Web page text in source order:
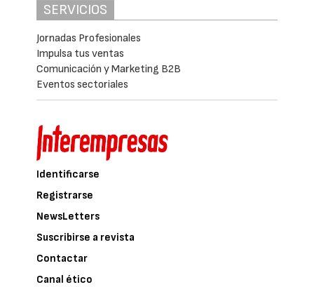
SERVICIOS
Jornadas Profesionales
Impulsa tus ventas
Comunicación y Marketing B2B
Eventos sectoriales
Identificarse
Registrarse
NewsLetters
Suscribirse a revista
Contactar
Canal ético